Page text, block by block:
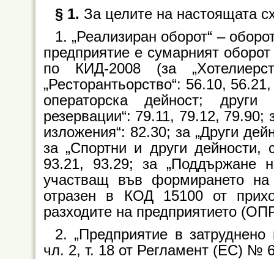
§ 1. За целите на настоящата
1. „Реализиран оборот“ –
предприятие е сумарният
по КИД-2008 (за
„Ресторантьорство“: 56.10,
операторска дейност;
резервации“: 79.11, 79.12, 79.90;
изложения“: 82.30; за „Други
за „Спортни и други дейности,
93.21, 93.29; за „Поддържане
участващ във формирането
отразен в КОД 15100 от
разходите на предприятието
2. „Предприятие в
чл. 2, т. 18 от Регламент (ЕС) №